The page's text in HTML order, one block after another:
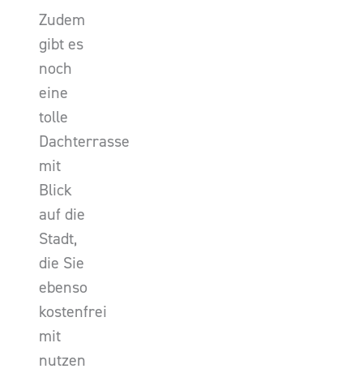
Zudem
gibt es
noch
eine
tolle
Dachterrasse
mit
Blick
auf die
Stadt,
die Sie
ebenso
kostenfrei
mit
nutzen